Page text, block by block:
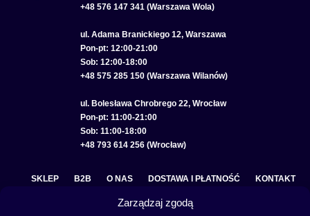
Zarządzaj zgodą
+48 576 147 341 (Warszawa Wola)
ul. Adama Branickiego 12, Warszawa
Pon-pt: 12:00-21:00
Sob: 12:00-18:00
+48 575 285 150 (Warszawa Wilanów)
ul. Bolesława Chrobrego 22, Wrocław
Pon-pt: 11:00-21:00
Sob: 11:00-18:00
+48 793 614 256 (Wrocław)
SKLEP B2B O NAS DOSTAWA I PŁATNOŚĆ KONTAKT
POLITYKA PRYWATNOŚCI